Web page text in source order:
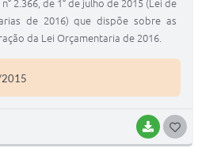
BAIXAR
2.366, de 1° de julho de 2015 (Lei de
de 2016) que dispõe sobre as
da Lei Orçamentaria de 2016.
2015